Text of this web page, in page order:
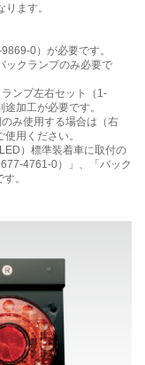
ます。
0）が必要です。
ックランプのみ必要で
ンプ左右セット
（1-
加工が必要です。
み使用する場合は （右
用ください。
）標準装着車に取付の
4761-0）」、
「バック
。